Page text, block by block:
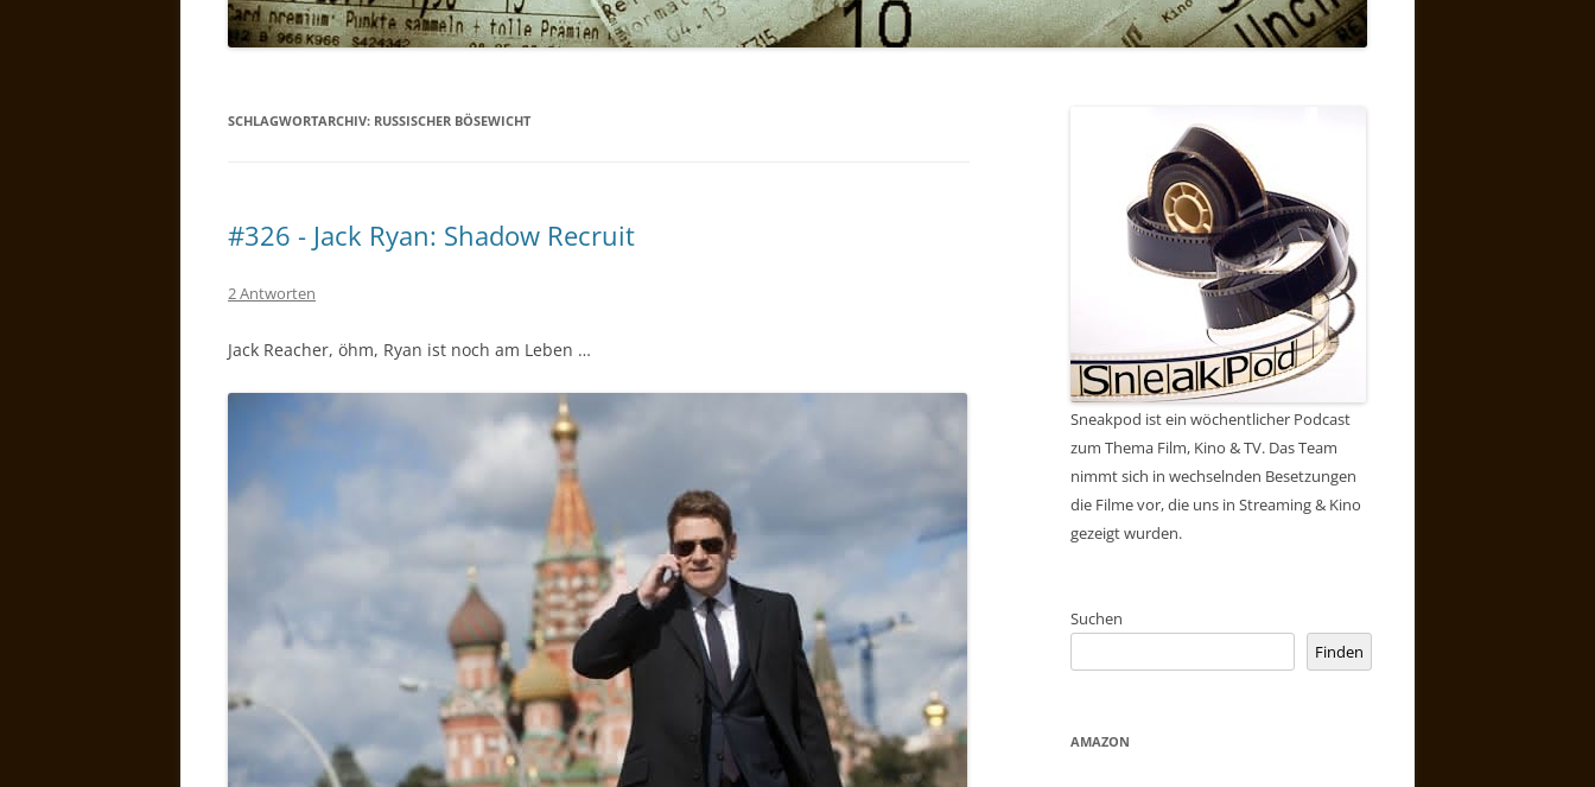
SCHLAGWORTARCHIV: RUSSISCHER BÖSEWICHT
#326 - Jack Ryan: Shadow Recruit
2 Antworten
Jack Reacher, öhm, Ryan ist noch am Leben …
Sneakpod ist ein wöchentlicher Podcast
zum Thema Film, Kino & TV. Das Team
nimmt sich in wechselnden Besetzungen
die Filme vor, die uns in Streaming & Kino
gezeigt wurden.
Suchen
Finden
AMAZON